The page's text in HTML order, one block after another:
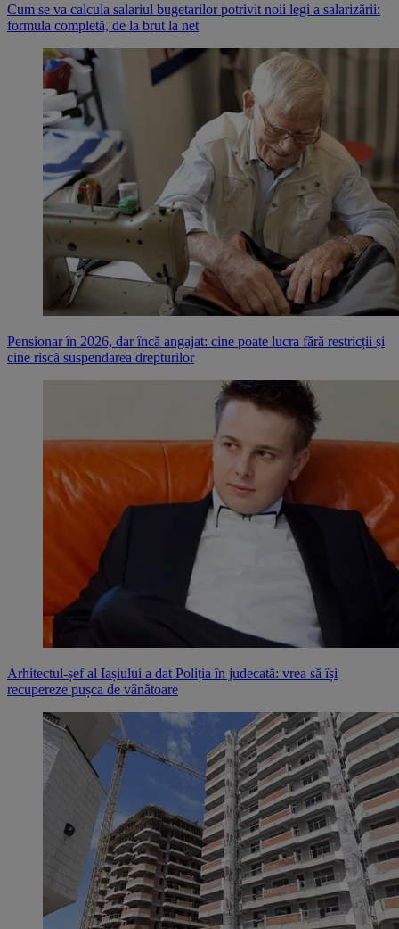
Cum se va calcula salariul bugetarilor potrivit noii legi a salarizării:
formula completă, de la brut la net
Pensionar în 2026, dar încă angajat: cine poate lucra fără restricții și
cine riscă suspendarea drepturilor
Arhitectul-șef al Iașiului a dat Poliția în judecată: vrea să își
recupereze pușca de vânătoare